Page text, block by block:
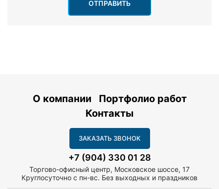
ОТПРАВИТЬ
О компании
Портфолио работ
Контакты
ЗАКАЗАТЬ ЗВОНОК
+7 (904) 330 01 28
Торгово-офисный центр, Московское шоссе, 17
Круглосуточно с пн-вс. Без выходных и праздников